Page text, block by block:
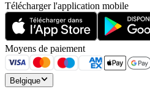
Télécharger l'application mobile
Moyens de paiement
Belgique